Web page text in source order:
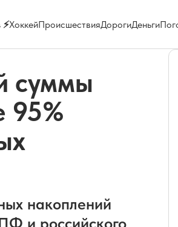
ХоккейПроисшествияДорогиДеньги
суммы
95%
накоплений
и российского